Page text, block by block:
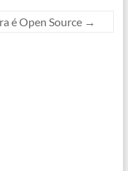
é Open Source →